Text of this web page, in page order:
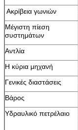
Ακρίβεια γωνιών
Μέγιστη πίεση
συστημάτων
Αντλία
Η κύρια μηχανή
Γενικές διαστάσεις
Βάρος
Υδραυλικό πετρέλαιο